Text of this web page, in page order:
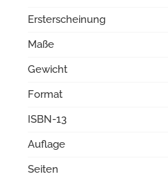
Ersterscheinung
Maße
Gewicht
Format
ISBN-13
Auflage
Seiten